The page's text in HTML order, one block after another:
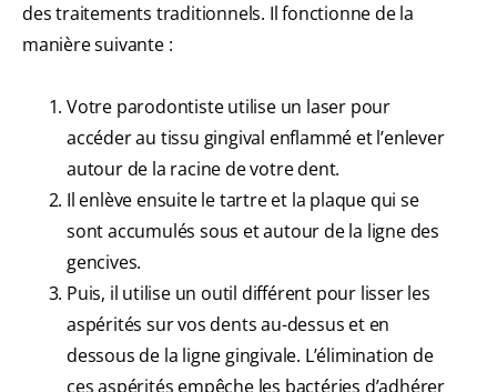
des traitements traditionnels. Il fonctionne de la
manière suivante :
Votre parodontiste utilise un laser pour
accéder au tissu gingival enflammé et l’enlever
autour de la racine de votre dent.
Il enlève ensuite le tartre et la plaque qui se
sont accumulés sous et autour de la ligne des
gencives.
Puis, il utilise un outil différent pour lisser les
aspérités sur vos dents au-dessus et en
dessous de la ligne gingivale. L’élimination de
ces aspérités empêche les bactéries d’adhérer